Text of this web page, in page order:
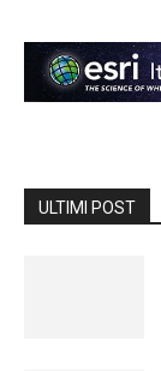
ULTIMI POST